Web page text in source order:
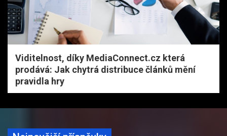
Viditelnost, díky MediaConnect.cz která
prodává: Jak chytrá distribuce článků mění
pravidla hry